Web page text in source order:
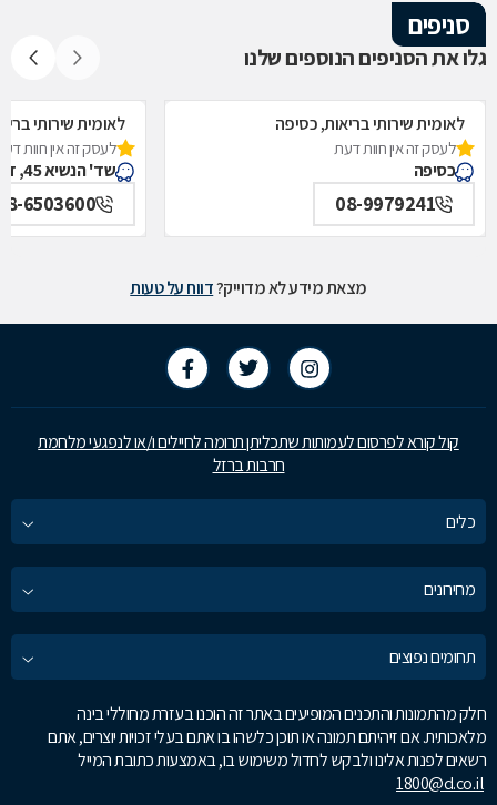
סניפים
גלו את הסניפים הנוספים שלנו
לאומית שירותי בריאות, כסיפה
לעסק זה אין חוות דעת
כסיפה
08-9979241
לאומית שירותי
לעסק זה אין חוות
שד' הנשיא 45, דימונה
6503600
מצאת מידע לא מדוייק?דווח על טעות
קול קורא לפרסום לעמותות שתכליתן תרומה לחיילים ו/או לנפגעי מלחמת
חרבות ברזל
כלים
מחירונים
תחומים נפוצים
חלק מהתמונות והתכנים המופיעים באתר זה הוכנו בעזרת מחוללי בינה
מלאכותית. אם זיהיתם תמונה או תוכן כלשהו בו אתם בעלי זכויות יוצרים, אתם
רשאים לפנות אלינו ולבקש לחדול משימוש בו, באמצעות כתובת המייל
1800@d.co.il